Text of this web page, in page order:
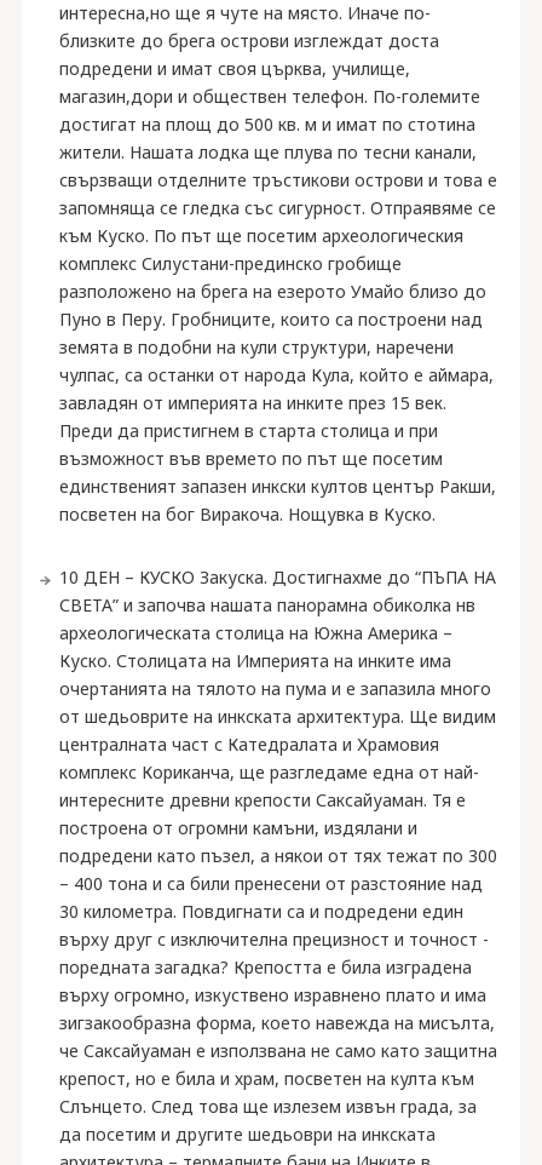
интересна,но ще я чуте на място. Иначе по-
близките до брега острови изглеждат доста
подредени и имат своя църква, училище,
магазин,дори и обществен телефон. По-големите
достигат на площ до 500 кв. м и имат по стотина
жители. Нашата лодка ще плува по тесни канали,
свързващи отделните тръстикови острови и това е
запомняща се гледка със сигурност. Отпраявяме се
към Куско. По път ще посетим археологическия
комплекс Силустани-прединско гробище
разположено на брега на езерото Умайо близо до
Пуно в Перу. Гробниците, които са построени над
земята в подобни на кули структури, наречени
чулпас, са останки от народа Кула, който е аймара,
завладян от империята на инките през 15 век.
Преди да пристигнем в старта столица и при
възможност във времето по път ще посетим
единственият запазен инкски култов център Ракши,
посветен на бог Виракоча. Нощувка в Куско.
10 ДЕН – КУСКО Закуска. Достигнахме до “ПЪПА НА
СВЕТА” и започва нашата панорамна обиколка нв
археологическата столица на Южна Америка –
Куско. Столицата на Империята на инките има
очертанията на тялото на пума и е запазила много
от шедьоврите на инкската архитектура. Ще видим
централната част с Катедралата и Храмовия
комплекс Кориканча, ще разгледаме една от най-
интересните древни крепости Саксайуаман. Тя е
построена от огромни камъни, издялани и
подредени като пъзел, а някои от тях тежат по 300
– 400 тона и са били пренесени от разстояние над
30 километра. Повдигнати са и подредени един
върху друг с изключителна прецизност и точност -
поредната загадка? Крепостта е била изградена
върху огромно, изкуствено изравнено плато и има
зигзакообразна форма, което навежда на мисълта,
че Саксайуаман е използвана не само като защитна
крепост, но е била и храм, посветен на култа към
Слънцето. След това ще излезем извън града, за
да посетим и другите шедьоври на инкската